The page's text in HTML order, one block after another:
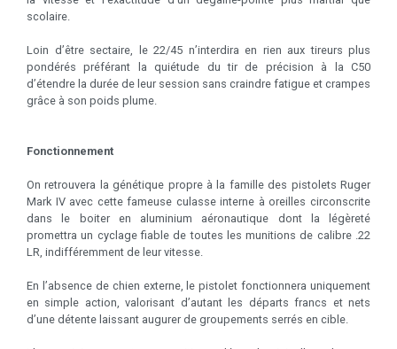
scolaire.
Loin d’être sectaire, le 22/45 n’interdira en rien aux tireurs plus
pondérés préférant la quiétude du tir de précision à la C50
d’étendre la durée de leur session sans craindre fatigue et crampes
grâce à son poids plume.
Fonctionnement
On retrouvera la génétique propre à la famille des pistolets Ruger
Mark IV avec cette fameuse culasse interne à oreilles circonscrite
dans le boiter en aluminium aéronautique dont la légèreté
promettra un cyclage fiable de toutes les munitions de calibre .22
LR, indifféremment de leur vitesse.
En l’absence de chien externe, le pistolet fonctionnera uniquement
en simple action, valorisant d’autant les départs francs et nets
d’une détente laissant augurer de groupements serrés en cible.